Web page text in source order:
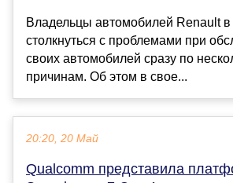
Владельцы автомобилей Renault в
столкнуться с проблемами при
своих автомобилей сразу по
причинам. Об этом в свое...
20:20, 20 Май
Qualcomm представила